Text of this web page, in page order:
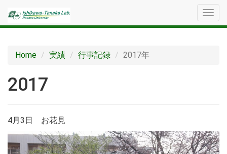
メ
ニ
Home 実績 行事記録 2017年
2017
4月3日 お花見